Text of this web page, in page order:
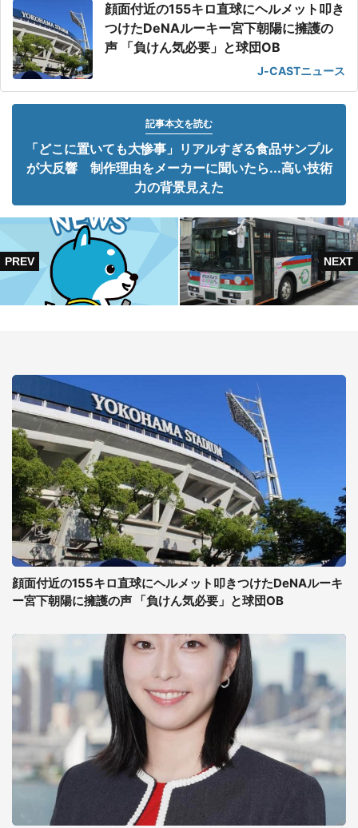
顔面付近の155キロ直球にヘルメット叩き
つけたDeNAルーキー宮下朝陽に擁護の
声 「負けん気必要」と球団OB
J-CASTニュース
記事本文を読む
「どこに置いても大惨事」リアルすぎる食品サンプル
が大反響 制作理由をメーカーに聞いたら...高い技術
力の背景見えた
顔面付近の155キロ直球にヘルメット叩きつけたDeNAルーキ
ー宮下朝陽に擁護の声 「負けん気必要」と球団OB